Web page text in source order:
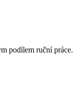
podílem ruční práce.